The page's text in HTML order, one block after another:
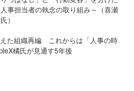
事担当者の執念の取り組み～（喜瀬
）
た組織再編 これからは「人事の時
橘氏が見通す5年後